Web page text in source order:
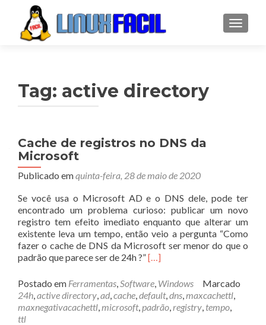
Tag: active directory
Cache de registros no DNS da
Microsoft
Publicado emquinta-feira, 28 de maio de 2020
Se você usa o Microsoft AD e o DNS dele, pode ter
encontrado um problema curioso: publicar um novo
registro tem efeito imediato enquanto que alterar um
existente leva um tempo, então veio a pergunta “Como
fazer o cache de DNS da Microsoft ser menor do que o
padrão que parece ser de 24h ?”Leia
sobreCache
de
registros
[…]
Postado em Ferramentas,Software, Windows
Marcado
24h,active directory,ad,cache,default,dns,maxcachettl,
maxnegativacachettl,microsoft,padrão,registry, tempo,
ttl